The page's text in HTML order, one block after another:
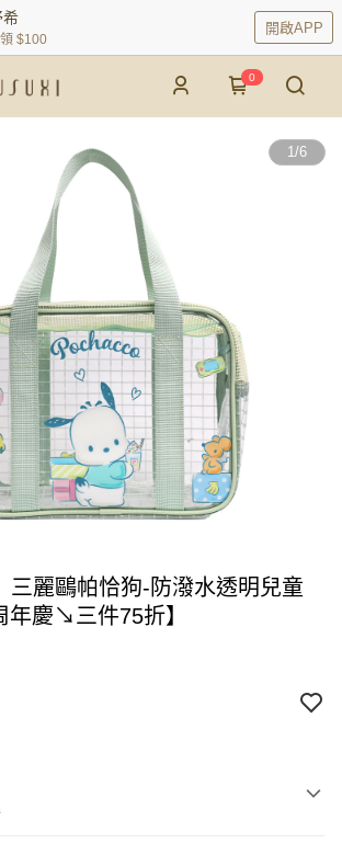
希
$100
開啟APP
0
1/6
三麗鷗帕恰狗-防潑水透明兒童
年慶↘三件75折】